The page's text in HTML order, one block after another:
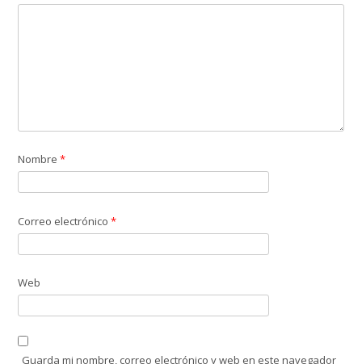
Nombre *
Correo electrónico *
Web
Guarda mi nombre, correo electrónico y web en este navegador